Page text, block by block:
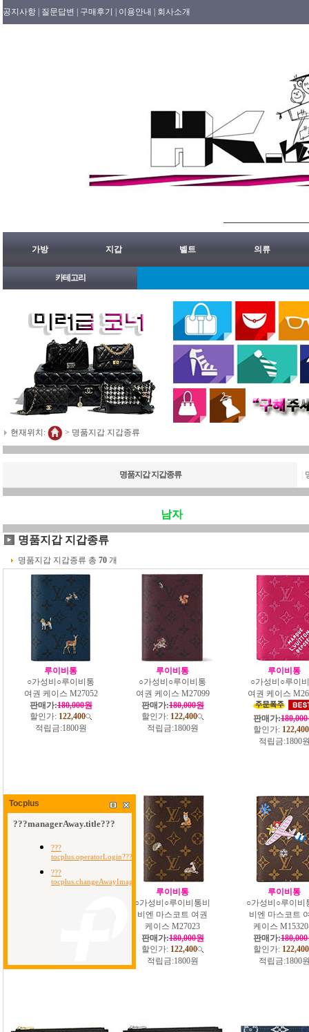
공지사항 | 질문답변 | 구매후기 | 이용안내 | 회사소개
가방 지갑 벨트 의류
카테고리
현재위치: > 명품지갑 지갑종류
명품지갑 지갑종류
남자
명품지갑 지갑종류
명품지갑 지갑종류 총 70 개
루이비통
○가성비○루이비통
여권 케이스 M27052
판매가:180,000원
할인가: 122,400
적립금:1800원
루이비통
○가성비○루이비통
여권 케이스 M27099
판매가:180,000원
할인가: 122,400
적립금:1800원
루이비통
○가성비○루이
여권 케이스
판매가:
할인가: 122,400
적립금:1800
루이비통
○가성비○루이비통비
비엔 마스코트 여권
케이스 M27023
판매가:180,000원
할인가: 122,400
적립금:1800원
루이비통
○가성비○루이비
비엔 마스코트
케이스
판매가:
할인가: 122,400
적립금:1800
Tocplus